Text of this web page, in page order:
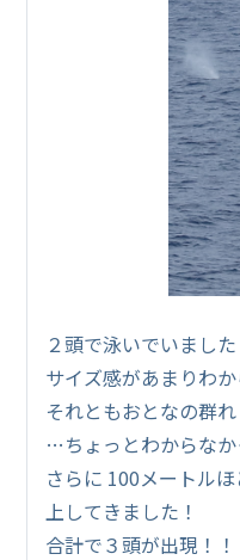
２頭で泳いでいました
サイズ感があまりわ
それともおとなの群れ
…ちょっとわからなか
さらに 100メートル
上してきました！
合計で３頭が出現！！